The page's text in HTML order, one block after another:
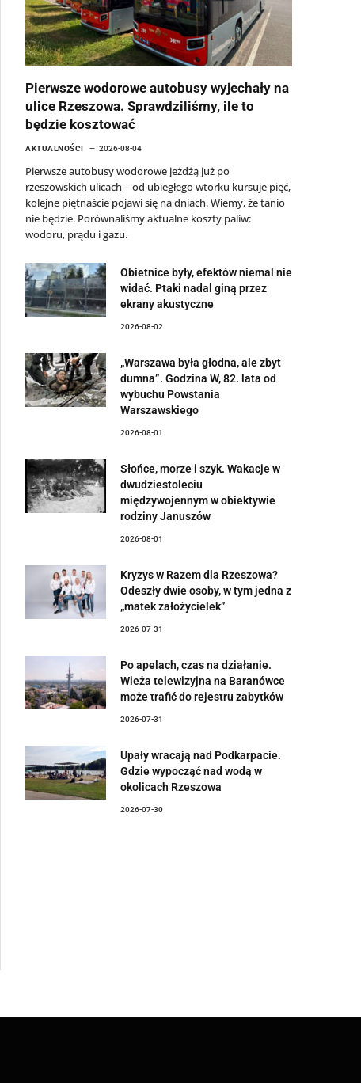
Pierwsze wodorowe autobusy wyjechały na
ulice Rzeszowa. Sprawdziliśmy, ile to
będzie kosztować
AKTUALNOŚCI 2026-08-04
Pierwsze autobusy wodorowe jeżdżą już po
rzeszowskich ulicach – od ubiegłego wtorku kursuje pięć,
kolejne piętnaście pojawi się na dniach. Wiemy, że tanio
nie będzie. Porównaliśmy aktualne koszty paliw:
wodoru, prądu i gazu.
Obietnice były, efektów niemal nie
widać. Ptaki nadal giną przez
ekrany akustyczne
2026-08-02
„Warszawa była głodna, ale zbyt
dumna”. Godzina W, 82. lata od
wybuchu Powstania
Warszawskiego
2026-08-01
Słońce, morze i szyk. Wakacje w
dwudziestoleciu
międzywojennym w obiektywie
rodziny Januszów
2026-08-01
Kryzys w Razem dla Rzeszowa?
Odeszły dwie osoby, w tym jedna z
„matek założycielek”
2026-07-31
Po apelach, czas na działanie.
Wieża telewizyjna na Baranówce
może trafić do rejestru zabytków
2026-07-31
Upały wracają nad Podkarpacie.
Gdzie wypocząć nad wodą w
okolicach Rzeszowa
2026-07-30